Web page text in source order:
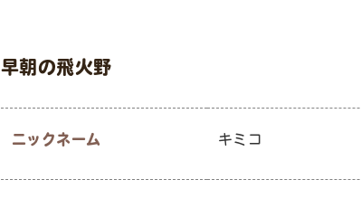
早朝の飛火野
ニックネーム キミコ